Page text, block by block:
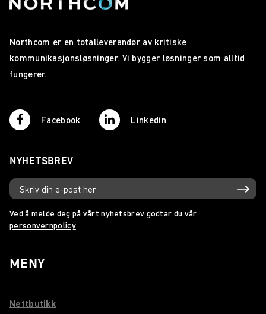
Northcom er en totalleverandør av kritiske
kommunikasjonsløsninger. Vi bygger løsninger som alltid
fungerer.
Facebook Linkedin
NYHETSBREV
Ved å melde deg på vårt nyhetsbrev godtar du vår
personvernpolicy
MENY
Nettbutikk